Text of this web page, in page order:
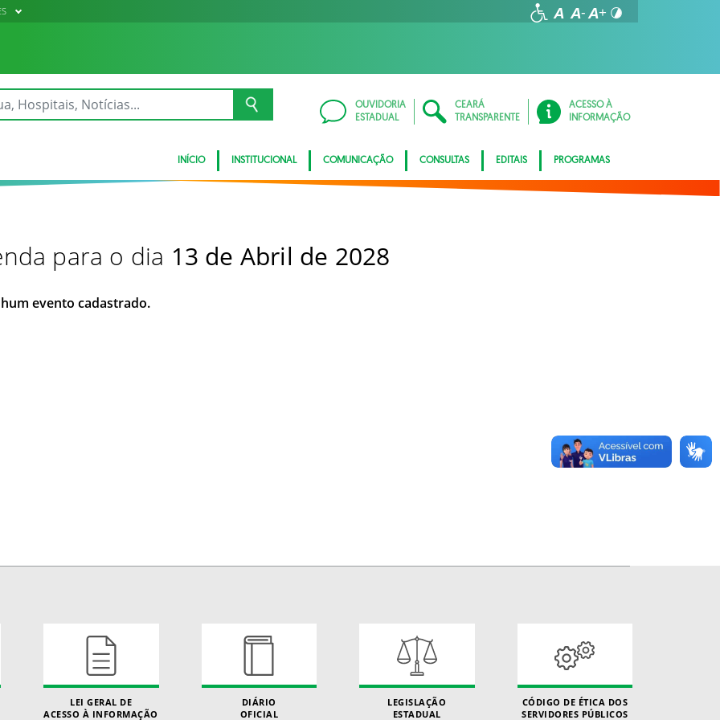
OUVIDORIA
ESTADUAL
CEARÁ
TRANSPARENTE
ACESSO À
INFORMAÇÃO
INÍCIO INSTITUCIONAL COMUNICAÇÃO CONSULTAS EDITAIS PROGRAMAS
para o dia 13 de Abril de 2028
evento cadastrado.
LEI GERAL DE
ACESSO À INFORMAÇÃO
DIÁRIO
OFICIAL
LEGISLAÇÃO
ESTADUAL
CÓDIGO DE ÉTICA DOS
SERVIDORES PÚBLICOS